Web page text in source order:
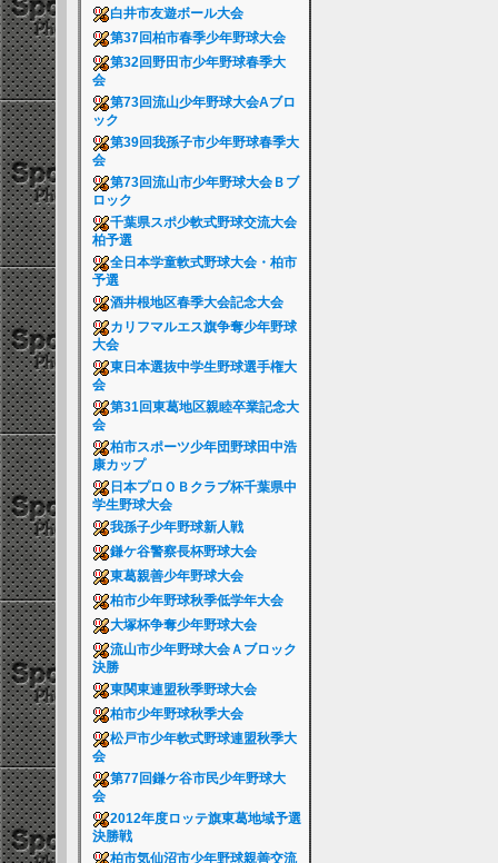
白井市友遊ボール大会
第37回柏市春季少年野球大会
第32回野田市少年野球春季大
会
第73回流山少年野球大会Aブロ
ック
第39回我孫子市少年野球春季大
会
第73回流山市少年野球大会Ｂブ
ロック
千葉県スポ少軟式野球交流大会
柏予選
全日本学童軟式野球大会・柏市
予選
酒井根地区春季大会記念大会
カリフマルエス旗争奪少年野球
大会
東日本選抜中学生野球選手権大
会
第31回東葛地区親睦卒業記念大
会
柏市スポーツ少年団野球田中浩
康カップ
日本プロＯＢクラブ杯千葉県中
学生野球大会
我孫子少年野球新人戦
鎌ケ谷警察長杯野球大会
東葛親善少年野球大会
柏市少年野球秋季低学年大会
大塚杯争奪少年野球大会
流山市少年野球大会Ａブロック
決勝
東関東連盟秋季野球大会
柏市少年野球秋季大会
松戸市少年軟式野球連盟秋季大
会
第77回鎌ケ谷市民少年野球大
会
2012年度ロッテ旗東葛地域予選
決勝戦
柏市気仙沼市少年野球親善交流